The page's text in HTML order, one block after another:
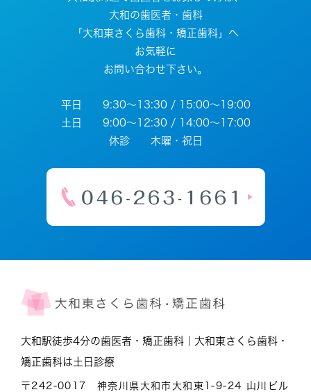
大和の歯医者・歯科
「大和東さくら歯科・矯正歯科」へ
お気軽に
お問い合わせ下さい。
平日 9:30～13:30 / 15:00～19:00
土日 9:00～12:30 / 14:00～17:00
休診 木曜・祝日
大和駅徒歩4分の歯医者・矯正歯科｜大和東さくら歯科・
矯正歯科は土日診療
〒242-0017 神奈川県大和市大和東1-9-24 山川ビル